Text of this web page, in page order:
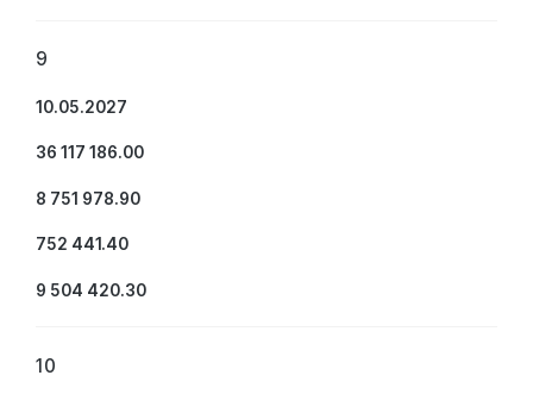
9
10.05.2027
36 117 186.00
8 751 978.90
752 441.40
9 504 420.30
10